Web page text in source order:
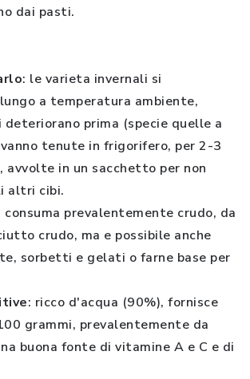
dai pasti.
: le varieta invernali si
a temperatura ambiente,
prima (specie quelle a
tenute in frigorifero, per 2-3
avvolte in un sacchetto per non
altri cibi.
consuma prevalentemente crudo, da
crudo, ma e possibile anche
sorbetti e gelati o farne base per
: ricco d'acqua (90%), fornisce
grammi, prevalentemente da
buona fonte di vitamine A e C e di